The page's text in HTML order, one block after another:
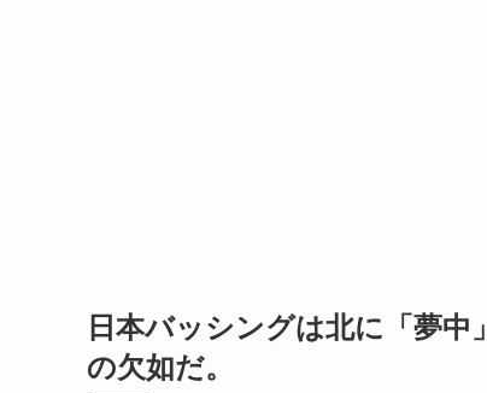
日本バッシングは北に「夢
の欠如だ。